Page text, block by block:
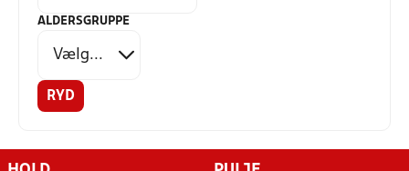
ALDERSGRUPPE
RYD